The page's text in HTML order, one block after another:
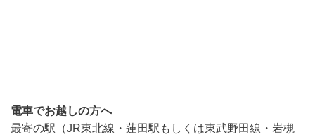
電車でお越しの方へ
最寄の駅（JR東北線・蓮田駅もしくは東武野田線・岩槻